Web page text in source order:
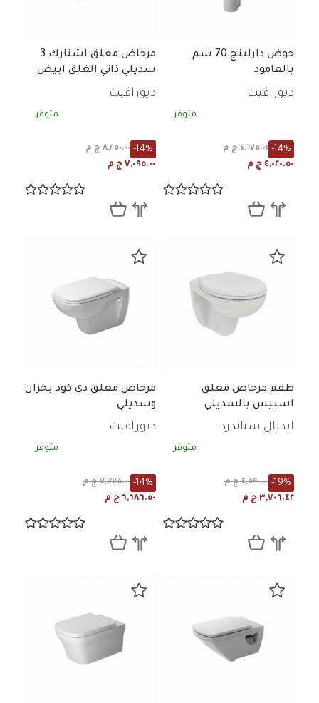
حوض دارلينج 70 سم
بالعامود
ديورافيت
متوفر
٤,٦٧٥.٠١ ج م -14%
٤,٠٢٠.٥٠ ج م
مرحاض معلق اشتارك 3
سديلي ذاتي الغلق ابيض
ديورافيت
متوفر
٨,٢٥٠.٠٠ ج م -14%
٧,٠٩٥.٠٠ ج م
طقم مرحاض معلق
اسبيس بالسديلي
ايديال ستاندرد
متوفر
٤,٥٩٠.٠٠ ج م -19%
٣,٧٠٦.٤٢ ج م
مرحاض معلق دي كود بخزان
وسديلي
ديورافيت
متوفر
٧,٧٧٥.٠٠ ج م -14%
٦,٦٨٦.٥٠ ج م